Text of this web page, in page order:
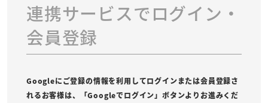
連携サービスでログイン・
会員登録
Googleにご登録の情報を利用してログインまたは会員登録さ
れるお客様は、「Googleでログイン」ボタンよりお進みくだ